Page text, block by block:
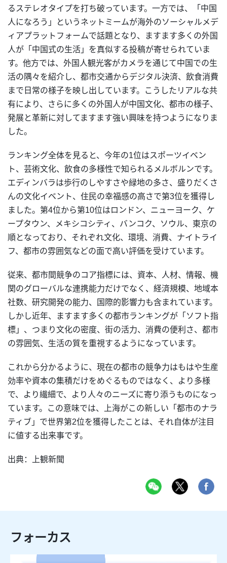
るステレオタイプを打ち破っています。一方では、「中国
人になろう」というネットミームが海外のソーシャルメデ
ィアプラットフォームで話題となり、ますます多くの外国
人が「中国式の生活」を真似する投稿が寄せられていま
す。他方では、外国人観光客がカメラを通じて中国での生
活の隅々を紹介し、都市交通からデジタル決済、飲食消費
まで日常の様子を映し出しています。こうしたリアルな共
有により、さらに多くの外国人が中国文化、都市の様子、
発展と革新に対してますます強い興味を持つようになりま
した。
ランキング全体を見ると、今年の1位はスポーツイベン
ト、芸術文化、飲食の多様性で知られるメルボルンです。
エディンバラは歩行のしやすさや緑地の多さ、盛りだくさ
んの文化イベント、住民の幸福感の高さで第3位を獲得し
ました。第4位から第10位はロンドン、ニューヨーク、ケ
ープタウン、メキシコシティ、バンコク、ソウル、東京の
順となっており、それぞれ文化、環境、消費、ナイトライ
フ、都市の雰囲気などの面で高い評価を受けています。
従来、都市間競争のコア指標には、資本、人材、情報、機
関のグローバルな連携能力だけでなく、経済規模、地域本
社数、研究開発の能力、国際的影響力も含まれています。
しかし近年、ますます多くの都市ランキングが「ソフト指
標」、つまり文化の密度、街の活力、消費の便利さ、都市
の雰囲気、生活の質を重視するようになっています。
これから分かるように、現在の都市の競争力はもはや生産
効率や資本の集積だけをめぐるものではなく、より多様
で、より繊細で、より人々のニーズに寄り添うものになっ
ています。この意味では、上海がこの新しい「都市のナラ
ティブ」で世界第2位を獲得したことは、それ自体が注目
に値する出来事です。
出典：上観新聞
フォーカス